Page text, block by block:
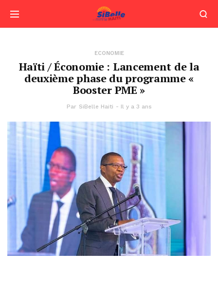
ECONOMIE
Haïti / Économie : Lancement de la
deuxième phase du programme «
Booster PME »
Par SiBelle Haiti Il y a 3 ans